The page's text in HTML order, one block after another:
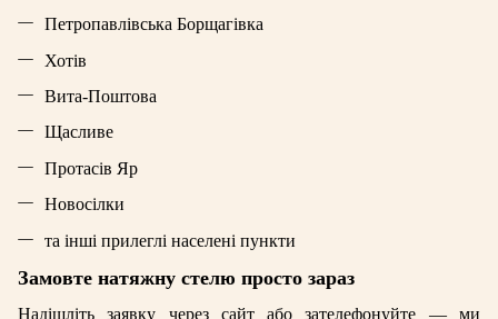
Петропавлівська Борщагівка
Хотів
Вита-Поштова
Щасливе
Протасів Яр
Новосілки
та інші прилеглі населені пункти
Замовте натяжну стелю просто зараз
Надішліть заявку через сайт або зателефонуйте — ми